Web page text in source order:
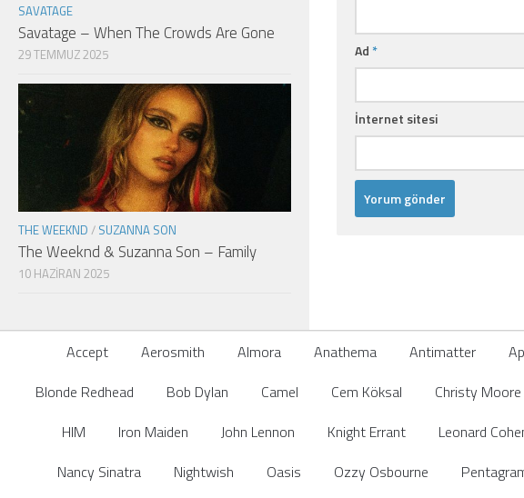
Ad *
İnternet sitesi
SAVATAGE
Savatage – When The Crowds Are Gone
29 TEMMUZ 2025
THE WEEKND / SUZANNA SON
The Weeknd & Suzanna Son – Family
10 HAZIRAN 2025
Accept Aerosmith Almora Anathema Antimatter
Blonde Redhead
Bob Dylan Camel Cem Köksal Christy Moore
HIM
Iron Maiden John Lennon Knight Errant Leonard
Nancy Sinatra
Nightwish Oasis Ozzy Osbourne